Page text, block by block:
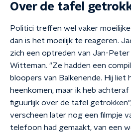
Over de tafel
Politici treffen wel vaker
dan is het moeilijk te reageren.
zich een optreden van Jan-Peter
Witteman. "Ze hadden een
bloopers van Balkenende. Hij
heenkomen, maar ik heb
figuurlijk over de tafel
verscheen later nog een filmpje
telefoon had gemaakt, van een